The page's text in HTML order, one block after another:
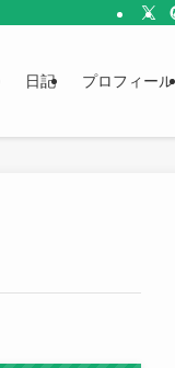
日記 プロフィール